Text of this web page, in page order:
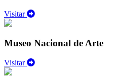
Visitar
Museo Nacional de Arte
Visitar